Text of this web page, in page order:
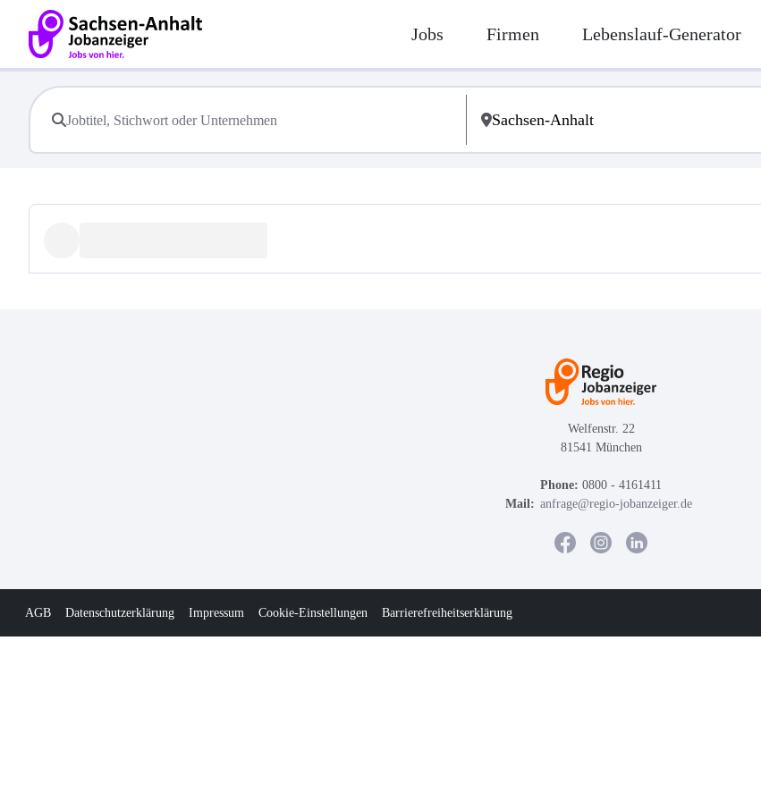
Jobs Firmen Lebenslauf-Generator
Welfenstr. 22
81541 München
Phone: 0800 - 4161411
Mail: anfrage@regio-jobanzeiger.de
AGB Datenschutzerklärung Impressum Cookie-Einstellungen Barrierefreiheitserklärung